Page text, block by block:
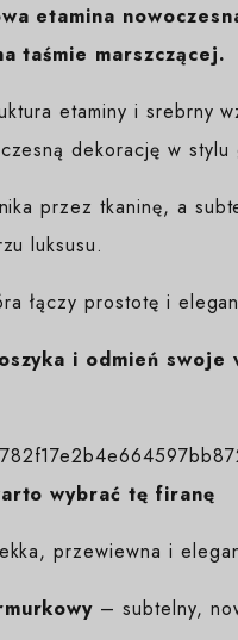
etamina
taśmie marszczącej.
etaminy i srebrny
dekorację w stylu
przez tkaninę, a
luksusu.
łączy prostotę i
i odmień swoje
wybrać tę firanę
przewiewna i
– subtelny,